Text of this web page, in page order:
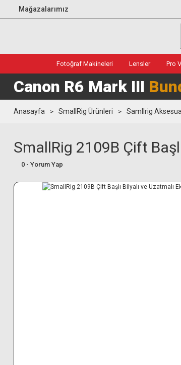
Mağazalarımız
Fotoğraf Makineleri Lensler Pro
Canon R6 Mark III
Anasayfa SmallRig Ürünleri Samllrig
SmallRig 2109B Çift
0 - Yorum Yap